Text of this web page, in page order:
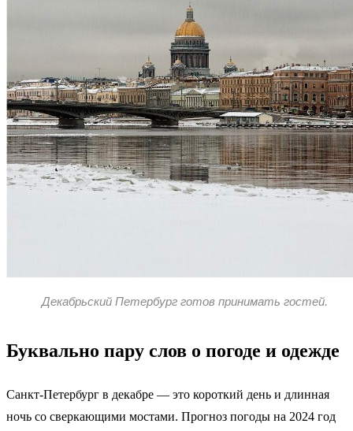
Декабрьский Петербург готов принимать гостей.
Буквально пару слов о погоде и одежде
Санкт-Петербург в декабре — это короткий день и длинная
ночь со сверкающими мостами. Прогноз погоды на 2024 год